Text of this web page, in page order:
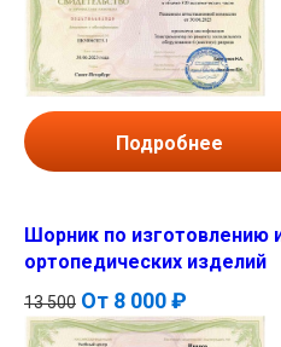
Подробнее
Шорник по изготовлению
ортопедических изделий
13 500 От 8 000 ₽